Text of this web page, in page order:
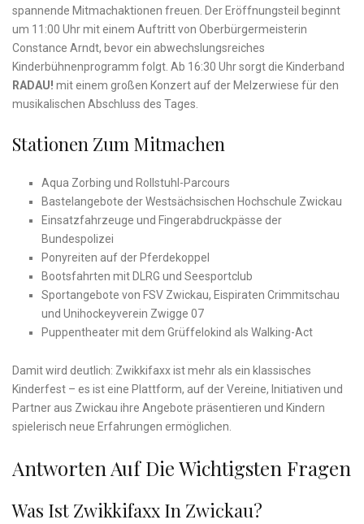
spannende Mitmachaktionen freuen. Der Eröffnungsteil beginnt
um 11:00 Uhr mit einem Auftritt von Oberbürgermeisterin
Constance Arndt, bevor ein abwechslungsreiches
Kinderbühnenprogramm folgt. Ab 16:30 Uhr sorgt die Kinderband
RADAU! mit einem großen Konzert auf der Melzerwiese für den
musikalischen Abschluss des Tages.
Stationen Zum Mitmachen
Aqua Zorbing und Rollstuhl-Parcours
Bastelangebote der Westsächsischen Hochschule Zwickau
Einsatzfahrzeuge und Fingerabdruckpässe der
Bundespolizei
Ponyreiten auf der Pferdekoppel
Bootsfahrten mit DLRG und Seesportclub
Sportangebote von FSV Zwickau, Eispiraten Crimmitschau
und Unihockeyverein Zwigge 07
Puppentheater mit dem Grüffelokind als Walking-Act
Damit wird deutlich: Zwikkifaxx ist mehr als ein klassisches
Kinderfest – es ist eine Plattform, auf der Vereine, Initiativen und
Partner aus Zwickau ihre Angebote präsentieren und Kindern
spielerisch neue Erfahrungen ermöglichen.
Antworten Auf Die Wichtigsten Fragen
Was Ist Zwikkifaxx In Zwickau?